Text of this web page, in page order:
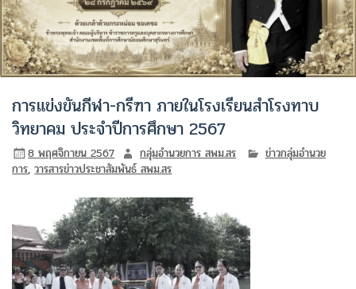
การแข่งขันกีฬา-กรีฑา ภายในโรงเรียนสำโรงทาบ
วิทยาคม ประจำปีการศึกษา 2567
8 พฤศจิกายน 2567 กลุ่มอำนวยการ สพม.สร
ข่าวกลุ่มอำนวย
การ,วารสารข่าวประชาสัมพันธ์ สพม.สร